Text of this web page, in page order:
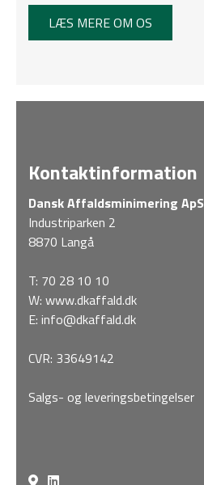
LÆS MERE OM OS
Kontaktinformation
Dansk Affaldsminimering ApS
Industriparken 2
8870 Langå
T: 70 28 10 10
W: www.dkaffald.dk
E: info@dkaffald.dk
CVR: 33649142
Salgs- og leveringsbetingelser